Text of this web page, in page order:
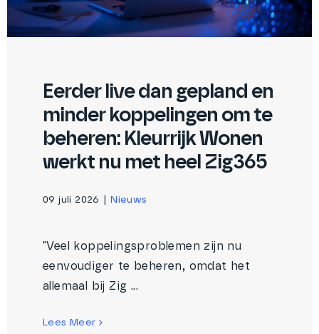
Eerder live dan gepland en
minder koppelingen om te
beheren: Kleurrijk Wonen
werkt nu met heel Zig365
09 juli 2026 Nieuws
"Veel koppelingsproblemen zijn nu
eenvoudiger te beheren, omdat het
allemaal bij Zig ...
Lees Meer